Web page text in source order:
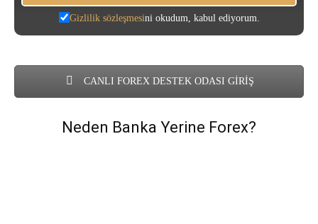
Gizlilik sözleşmesini okudum, kabul ediyorum.
CANLI FOREX DESTEK ODASI GİRİŞ
Neden Banka Yerine Forex?